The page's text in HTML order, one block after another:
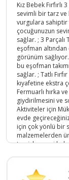
Kız Bebek
sevimli bir tarz ve
vurgulara sahiptir
çocuğunuzun
sağlar. ; 3 Parçalı
eşofman
görünüm
bu eşofman
sağlar. ; Tatlı
kıyafetine ekstra
Fermuarlı hırka
giydirilmesini ve
Aktiviteler için
evde
için çok yönlü bir
malzemelerden
temizlenmesi
giydirmek